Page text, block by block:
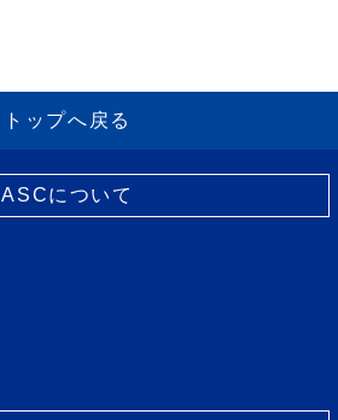
トップへ戻る
ASCについて